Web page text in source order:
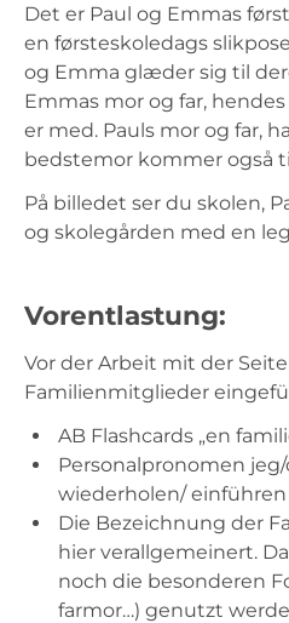
Det er Paul og Emmas
en førsteskoledags
og Emma glæder sig til
Emmas mor og far,
er med. Pauls mor og far,
bedstemor kommer også
På billedet ser du skolen,
og skolegården med en
Vorentlastung:
Vor der Arbeit mit der
Familienmitglieder
AB Flashcards „en
Personalpronomen
wiederholen/ einführen
Die Bezeichnung der
hier verallgemeinert.
noch die besonderen
farmor…) genutzt